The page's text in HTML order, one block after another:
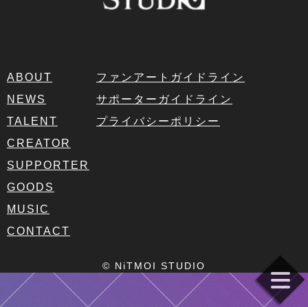
ABOUT
NEWS
TALENT
CREATOR
SUPPORTER
GOODS
MUSIC
CONTACT
ファンアートガイドライン
サポーターガイドライン
プライバシーポリシー
© NiTMOI STUDIO